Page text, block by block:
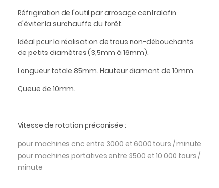
Réfrigiration de l'outil par arrosage centralafin
d'éviter la surchauffe du forêt.
Idéal pour la réalisation de trous non-débouchants
de petits diamètres (3,5mm à 16mm).
Longueur totale 85mm. Hauteur diamant de 10mm.
Queue de 10mm.
Vitesse de rotation préconisée :
pour machines cnc entre 3000 et 6000 tours / minute
pour machines portatives entre 3500 et 10 000 tours /
minute